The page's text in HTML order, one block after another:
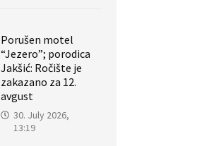
Porušen motel
“Jezero”; porodica
Jakšić: Ročište je
zakazano za 12.
avgust
30. July 2026,
13:19